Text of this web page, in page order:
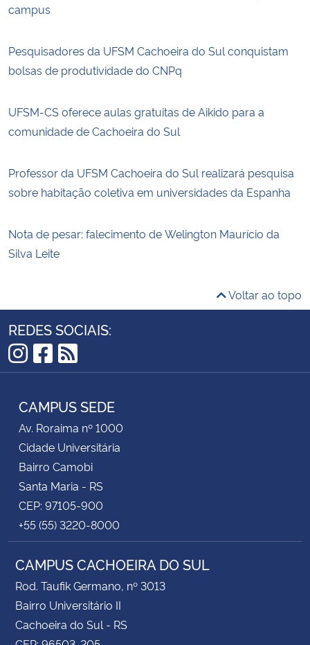
campus
Pesquisadores da UFSM Cachoeira do Sul conquistam
bolsas de produtividade do CNPq
UFSM-CS oferece aulas gratuitas de Aikido para a
comunidade de Cachoeira do Sul
Professor da UFSM Cachoeira do Sul realizará pesquisa
sobre habitação coletiva em universidades da Espanha
Nota de pesar: falecimento de Welington Maurício da
Silva Leite
Voltar ao topo
REDES SOCIAIS:
Instagram
Facebook
RSS
CAMPUS SEDE
Av. Roraima nº 1000
Cidade Universitária
Bairro Camobi
Santa Maria - RS
CEP: 97105-900
+55 (55) 3220-8000
CAMPUS CACHOEIRA DO SUL
Rod. Taufik Germano, nº 3013
Bairro Universitário II
Cachoeira do Sul - RS